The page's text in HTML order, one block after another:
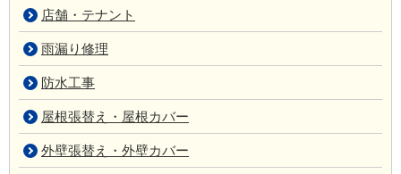
店舗・テナント
雨漏り修理
防水工事
屋根張替え・屋根カバー
外壁張替え・外壁カバー